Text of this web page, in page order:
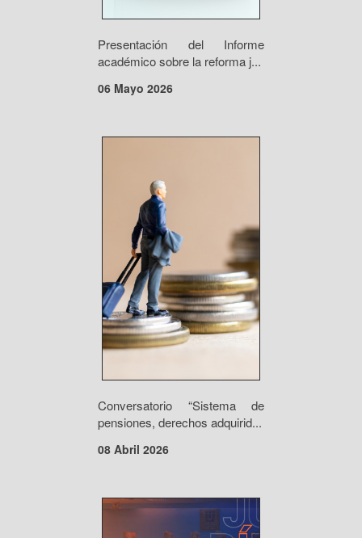
Presentación del Informe
académico sobre la reforma j...
06 Mayo 2026
Conversatorio “Sistema de
pensiones, derechos adquirid...
08 Abril 2026